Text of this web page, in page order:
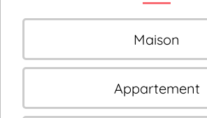
Maison
Appartement